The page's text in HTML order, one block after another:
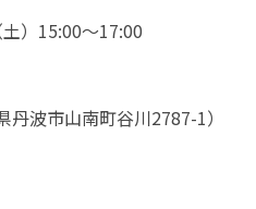
）15:00～17:00
波市山南町谷川2787-1）